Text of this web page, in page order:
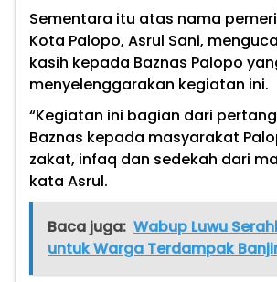
Sementara itu atas nama
Kota Palopo, Asrul Sani,
kasih kepada Baznas Palopo
menyelenggarakan kegiatan ini.
“Kegiatan ini bagian dari
Baznas kepada masyarakat
zakat, infaq dan sedekah dari
kata Asrul.
Baca juga: Wabup Luwu
untuk Warga Terdampak